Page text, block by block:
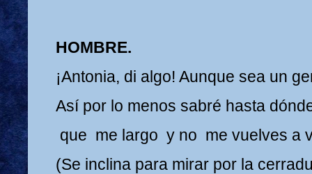
HOMBRE.
¡Antonia, di algo! Aunque sea un
Así por lo menos sabré hasta
que me largo y no me vuelves a
(Se inclina para mirar por la